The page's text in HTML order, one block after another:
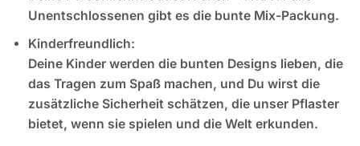
Unentschlossenen gibt es die bunte Mix-Packung.
Kinderfreundlich:
Deine Kinder werden die bunten Designs lieben, die
das Tragen zum Spaß machen, und Du wirst die
zusätzliche Sicherheit schätzen, die unser Pflaster
bietet, wenn sie spielen und die Welt erkunden.